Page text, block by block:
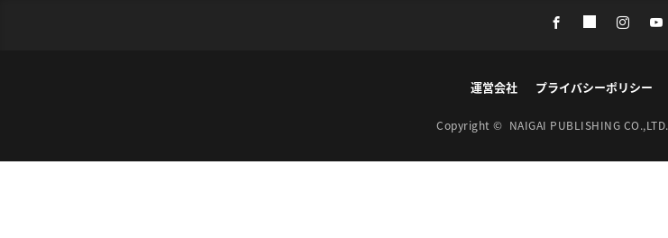
運営会社 プライバシーポリシー
Copyright © NAIGAI PUBLISHING CO.,LTD.